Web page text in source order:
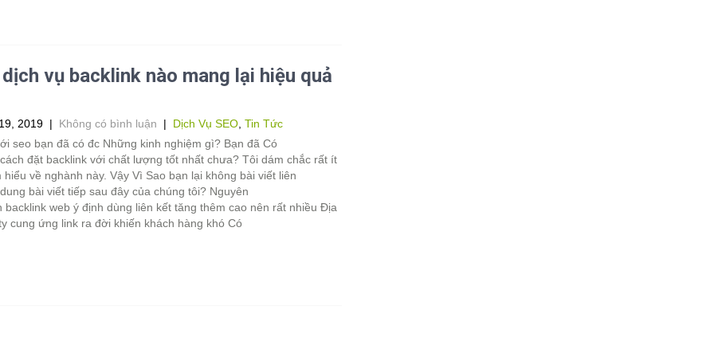
vụ backlink nào mang lại hiệu quả
2019 | Không có bình luận | Dịch Vụ SEO, Tin Tức
seo bạn đã có đc Những kinh nghiệm gì? Bạn đã Có
đặt backlink với chất lượng tốt nhất chưa? Tôi dám chắc rất ít
hiểu về nghành này. Vậy Vì Sao bạn lại không bài viết liên
bài viết tiếp sau đây của chúng tôi? Nguyên
backlink web ý định dùng liên kết tăng thêm cao nên rất nhiều Địa
cung ứng link ra đời khiến khách hàng khó Có